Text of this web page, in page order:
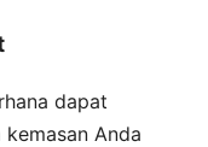
dapat
Anda